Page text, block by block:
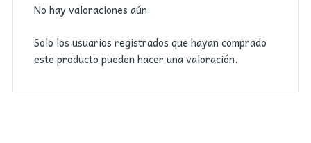
No hay valoraciones aún.
Solo los usuarios registrados que hayan comprado
este producto pueden hacer una valoración.